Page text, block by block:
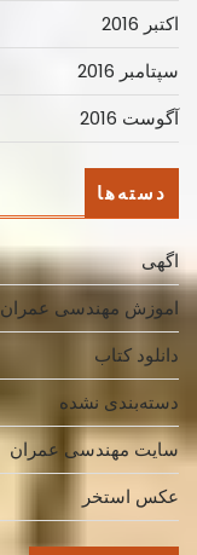
اکتبر 2016
سپتامبر 2016
آگوست 2016
دسته‌ها
اگهی
اموزش مهندسی عمران
دانلود کتاب
دسته‌بندی نشده
سایت مهندسی عمران
عکس استخر